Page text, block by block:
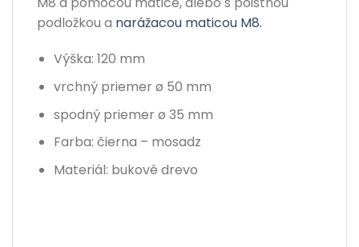
podložkou a narážacou maticou M8.
Výška: 120 mm
vrchný priemer ø 50 mm
spodný priemer ø 35 mm
Farba: čierna – mosadz
Materiál: bukové drevo